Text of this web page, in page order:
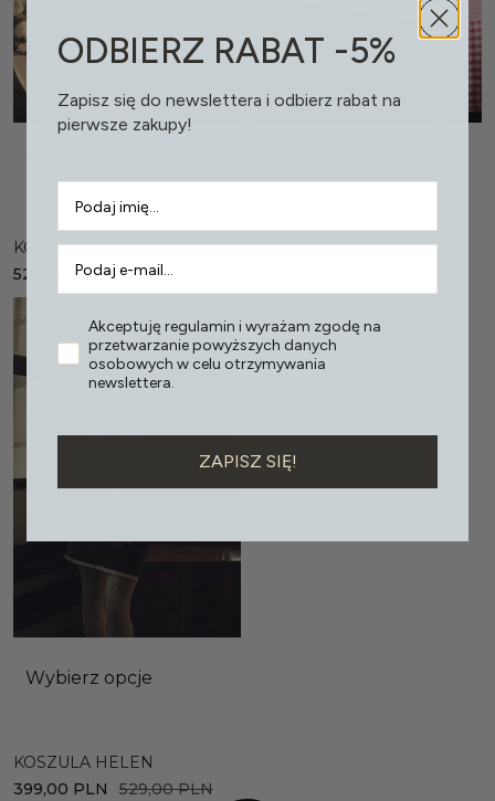
Wybierz opcje
KOSZULA ALICE
529,00
PLN
KOSZULA DIARY
Pro
mocj
Wybierz opcje
KOSZULA HELEN
529,00PLN
399,00 PLN
ODBIERZ RABAT -5%
Zapisz się do newslettera i odbierz rabat na
pierwsze zakupy!
Akceptuję regulamin i wyrażam zgodę na
przetwarzanie powyższych danych
osobowych w celu otrzymywania
newslettera.
ZAPISZ SIĘ!